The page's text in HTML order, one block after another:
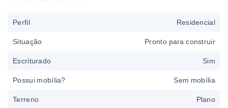
Perfil Residencial
Situação Pronto para construir
Escriturado Sim
Possui mobília? Sem mobília
Terreno Plano